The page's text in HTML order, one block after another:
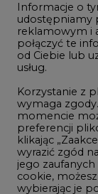
Gospodarka
Geopolityka
LTE450
Innowacje i AI
Handel
Wodór
Górnictwo
Informacje o
udostępniamy
reklamowym i
połączyć te
od Ciebie lub
usług.
Korzystanie z
wymaga
momencie
preferencji
klikając
wyrazić zgód
jego
cookie,
wybierając je